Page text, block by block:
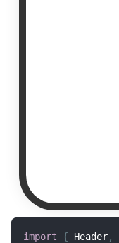
import { Header,